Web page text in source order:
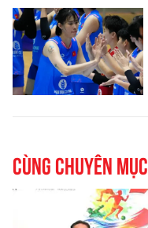
Cùng chuyên mục